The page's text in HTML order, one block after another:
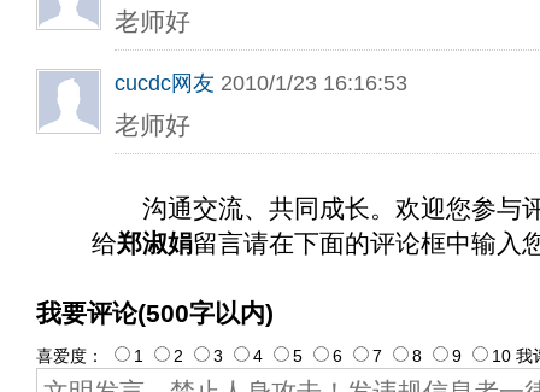
老师好
cucdc网友 2010/1/23 16:16:53
老师好
沟通交流、共同成长。欢迎您参与
给郑淑娟留言请在下面的评论框中输入
我要评论(500字以内)
喜爱度： 1 2 3 4 5 6 7 8 9 10 我